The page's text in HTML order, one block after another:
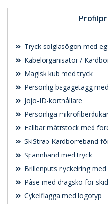
Tryck solglasögon med
Kabelorganisatör /
Magisk kub med tryck
Personlig bagagetagg
Jojo-ID-korthållare
Personliga
Fällbar måttstock med
SkiStrap Kardborreband
Spännband med tryck
Brillenputs nyckelring
Påse med dragsko för
Cykelflagga med logotyp